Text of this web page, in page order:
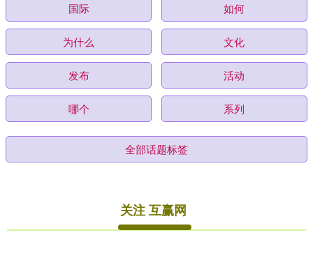
国际 如何
为什么 文化
发布 活动
哪个 系列
全部话题标签
关注 互赢网